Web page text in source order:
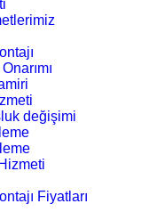
değişimi
Fiyatları